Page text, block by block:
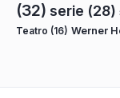
(32) serie (28)
Teatro (16) Werner